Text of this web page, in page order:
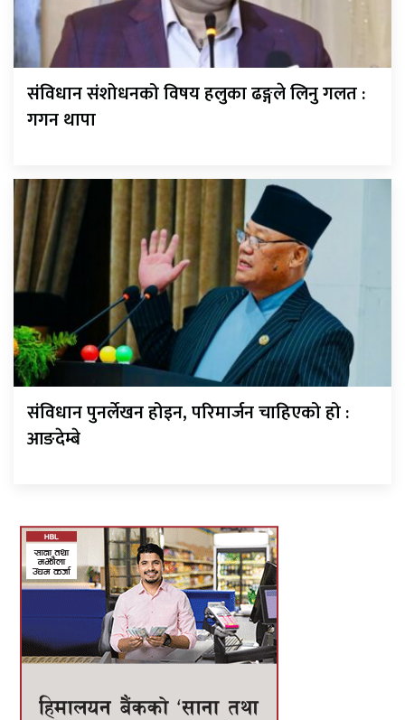
संविधान संशोधनको विषय हलुका ढङ्गले लिनु गलत :
गगन थापा
संविधान पुनर्लेखन होइन, परिमार्जन चाहिएको हो :
आङदेम्बे